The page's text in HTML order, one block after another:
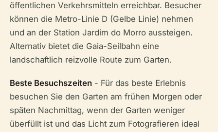
öffentlichen Verkehrsmitteln erreichbar. Besucher
können die Metro-Linie D (Gelbe Linie) nehmen
und an der Station Jardim do Morro aussteigen.
Alternativ bietet die Gaia-Seilbahn eine
landschaftlich reizvolle Route zum Garten.
Beste Besuchszeiten - Für das beste Erlebnis
besuchen Sie den Garten am frühen Morgen oder
späten Nachmittag, wenn der Garten weniger
überfüllt ist und das Licht zum Fotografieren ideal